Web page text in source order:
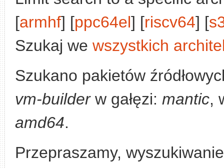
[armhf] [ppc64el] [riscv64] [
Szukaj we wszystkich
Szukano pakietów
vm-builderw gałęzi: mantic,
amd64.
Przepraszamy,